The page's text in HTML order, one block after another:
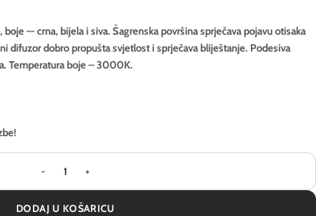
— crna, bijela i siva. Šagrenska površina sprječava pojavu otisaka
difuzor dobro propušta svjetlost i sprječava bliještanje. Podesiva
Temperatura boje – 3000K.
Viseća svjetiljka Maytoni Gerhard - Siva -
DODAJ U KOŠARICU